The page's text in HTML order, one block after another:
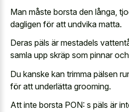
Man måste borsta den långa,
dagligen för att undvika matta.
Deras päls är mestadels
samla upp skräp som pinnar
Du kanske kan trimma pälsen
för att underlätta grooming.
Att inte borsta PON: s päls är